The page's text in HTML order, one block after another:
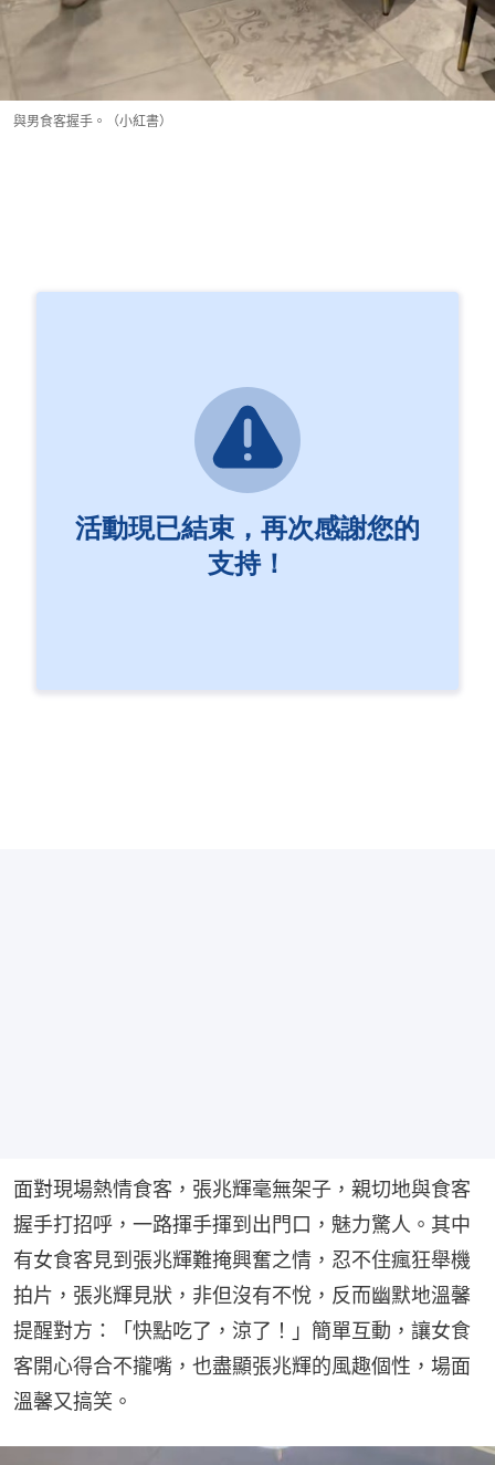
與男食客握手。（小紅書）
面對現場熱情食客，張兆輝毫無架子，親切地與食客
握手打招呼，一路揮手揮到出門口，魅力驚人。其中
有女食客見到張兆輝難掩興奮之情，忍不住瘋狂舉機
拍片，張兆輝見狀，非但沒有不悅，反而幽默地溫馨
提醒對方：「快點吃了，涼了！」簡單互動，讓女食
客開心得合不攏嘴，也盡顯張兆輝的風趣個性，場面
溫馨又搞笑。